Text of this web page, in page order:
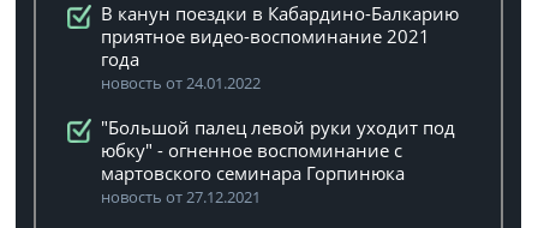
В канун поездки в Кабардино-Балкарию
приятное видео-воспоминание 2021
года
новость от 24.01.2022
"Большой палец левой руки уходит под
юбку" - огненное воспоминание с
мартовского семинара Горпинюка
новость от 27.12.2021